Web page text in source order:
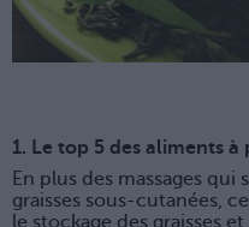
1. Le top 5 des aliments à
En plus des massages
graisses sous-cutanées,
le stockage des graisses